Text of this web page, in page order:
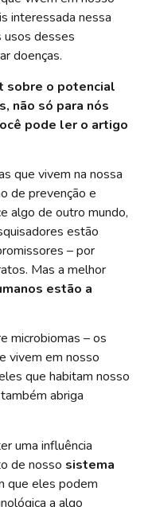
interessada nessa
usos desses
doenças.
sobre o potencial
não só para nós
pode ler o artigo
que vivem na nossa
de prevenção e
algo de outro mundo,
estão
– por
Mas a melhor
estão a
microbiomas – os
vivem em nosso
que habitam nosso
abriga
uma influência
de nosso sistema
que eles podem
a algo